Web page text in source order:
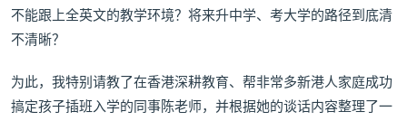
不能跟上全英文的教学环境？将来升中学、考大学的路径到底清
不清晰？
为此，我特别请教了在香港深耕教育、帮非常多新港人家庭成功
搞定孩子插班入学的同事陈老师，并根据她的谈话内容整理了一